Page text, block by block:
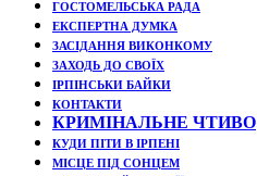
ГОСТОМЕЛЬСЬКА РАДА
ЕКСПЕРТНА ДУМКА
ЗАСІДАННЯ ВИКОНКОМУ
ЗАХОДЬ ДО СВОЇХ
ІРПІНСЬКИ БАЙКИ
КОНТАКТИ
КРИМІНАЛЬНЕ ЧТИВО
КУДИ ПІТИ В ІРПЕНІ
МІСЦЕ ПІД СОНЦЕМ